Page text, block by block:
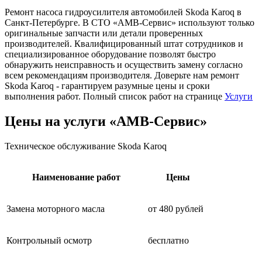
Ремонт насоса гидроусилителя автомобилей Skoda Karoq в
Санкт-Петербурге. В СТО «АМВ-Сервис» используют только
оригинальные запчасти или детали проверенных
производителей. Квалифицированный штат сотрудников и
специализированное оборудование позволят быстро
обнаружить неисправность и осуществить замену согласно
всем рекомендациям производителя. Доверьте нам ремонт
Skoda Karoq - гарантируем разумные цены и сроки
выполнения работ. Полный список работ на странице Услуги
Цены на услуги «АМВ-Сервис»
Техническое обслуживание Skoda Karoq
Наименование работ Цены
Замена моторного масла от 480 рублей
Контрольный осмотр бесплатно